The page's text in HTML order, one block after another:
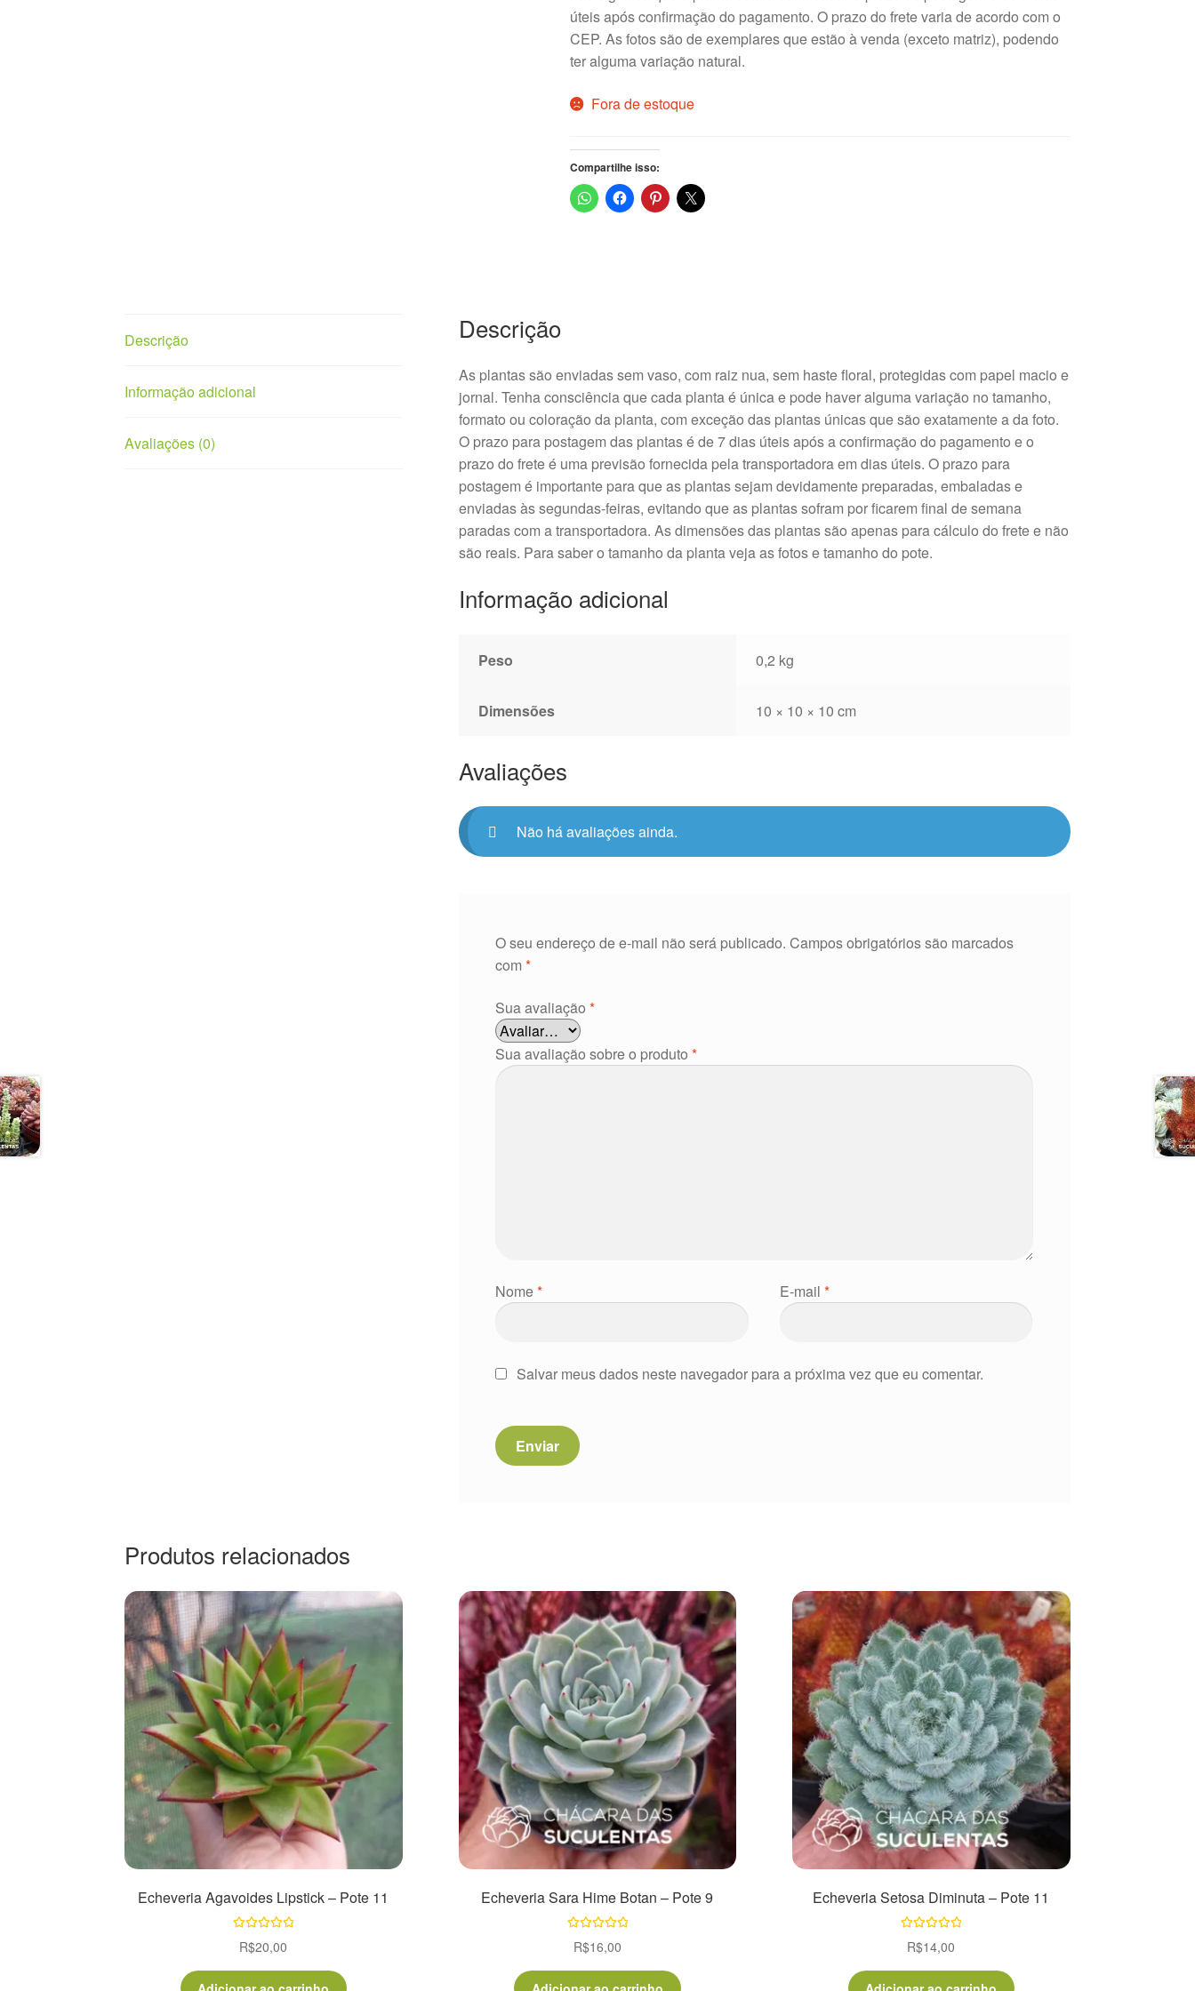
úteis após confirmação do pagamento. O prazo do frete varia de acordo com o
CEP. As fotos são de exemplares que estão à venda (exceto matriz), podendo
ter alguma variação natural.
Fora de estoque
Compartilhe isso:
Descrição
Informação adicional
Avaliações (0)
Descrição
As plantas são enviadas sem vaso, com raiz nua, sem haste floral, protegidas com papel macio e
jornal. Tenha consciência que cada planta é única e pode haver alguma variação no tamanho,
formato ou coloração da planta, com exceção das plantas únicas que são exatamente a da foto.
O prazo para postagem das plantas é de 7 dias úteis após a confirmação do pagamento e o
prazo do frete é uma previsão fornecida pela transportadora em dias úteis. O prazo para
postagem é importante para que as plantas sejam devidamente preparadas, embaladas e
enviadas às segundas-feiras, evitando que as plantas sofram por ficarem final de semana
paradas com a transportadora. As dimensões das plantas são apenas para cálculo do frete e não
são reais. Para saber o tamanho da planta veja as fotos e tamanho do pote.
Informação adicional
Peso 0,2 kg
Dimensões 10 × 10 × 10 cm
Avaliações
Não há avaliações ainda.
O seu endereço de e-mail não será publicado. Campos obrigatórios são marcados
com*
Sua avaliação*
Sua avaliação sobre o produto*
Nome* E-mail*
Salvar meus dados neste navegador para a próxima vez que eu comentar.
Produtos relacionados
Echeveria Agavoides Lipstick – Pote 11
5.00 de 5
R$20,00
Echeveria Sara Hime Botan – Pote 9
5.00 de 5
R$16,00
Echeveria Setosa Diminuta – Pote 11
5.00 de 5
R$14,00